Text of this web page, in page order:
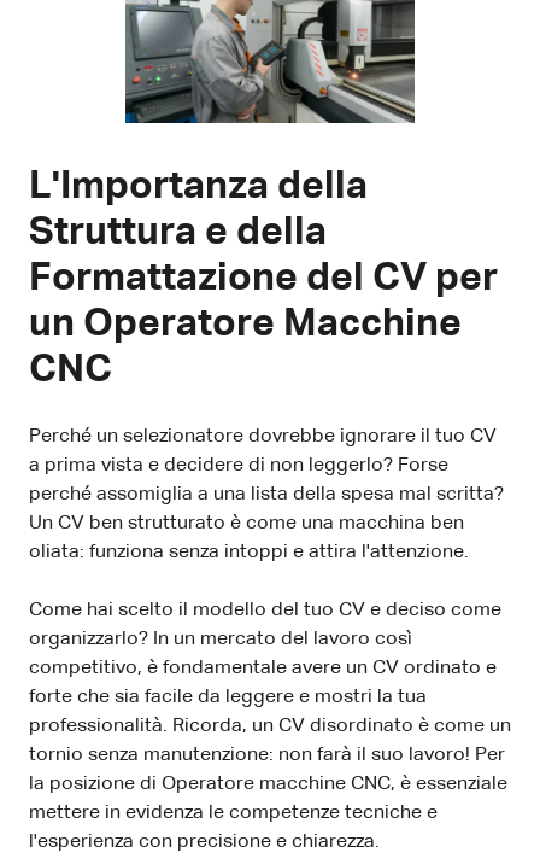
L'Importanza della
Struttura e della
Formattazione del CV per
un Operatore Macchine
CNC
Perché un selezionatore dovrebbe ignorare il tuo CV
a prima vista e decidere di non leggerlo? Forse
perché assomiglia a una lista della spesa mal scritta?
Un CV ben strutturato è come una macchina ben
oliata: funziona senza intoppi e attira l'attenzione.
Come hai scelto il modello del tuo CV e deciso come
organizzarlo? In un mercato del lavoro così
competitivo, è fondamentale avere un CV ordinato e
forte che sia facile da leggere e mostri la tua
professionalità. Ricorda, un CV disordinato è come un
tornio senza manutenzione: non farà il suo lavoro! Per
la posizione di Operatore macchine CNC, è essenziale
mettere in evidenza le competenze tecniche e
l'esperienza con precisione e chiarezza.